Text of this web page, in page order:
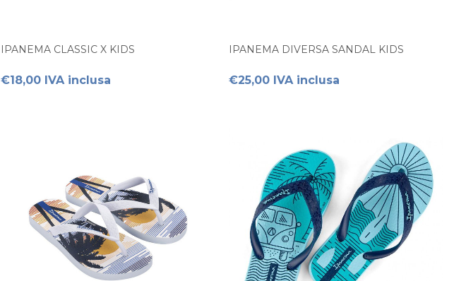
IPANEMA CLASSIC X KIDS
€18,00 IVA inclusa
IPANEMA DIVERSA SANDAL KIDS
€25,00 IVA inclusa